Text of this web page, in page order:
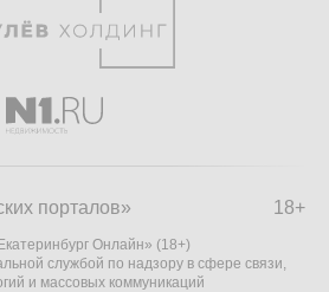
18+
порталов»
Онлайн» (18+)
службой по надзору в сфере связи,
и массовых коммуникаций